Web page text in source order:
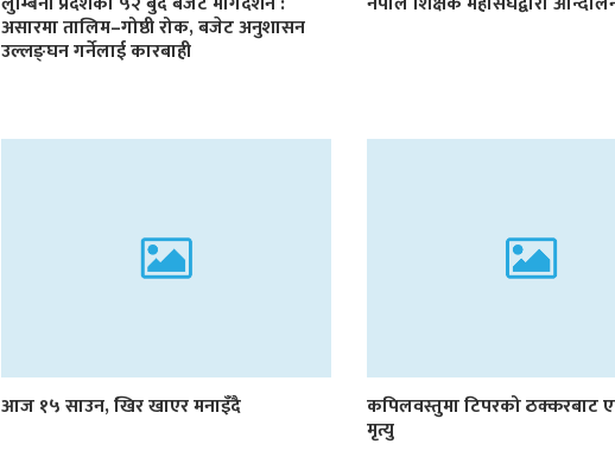
असारमा तालिम–गोष्ठी रोक, बजेट अनुशासन
उल्लङ्घन गर्नेलाई कारबाही
आज १५ साउन, खिर खाएर मनाइँदै कपिलवस्तुमा टिपरको ठक्करबाट
मृत्यु